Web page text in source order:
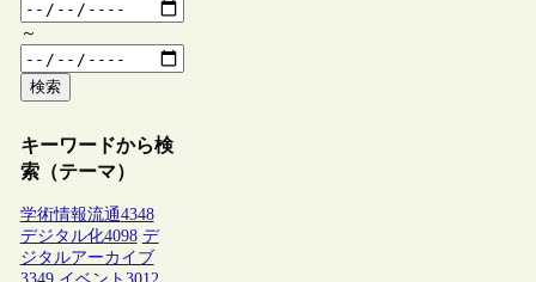
～
検索
キーワードから検
索（テーマ）
学術情報流通4348
デジタル化4098 デ
ジタルアーカイブ